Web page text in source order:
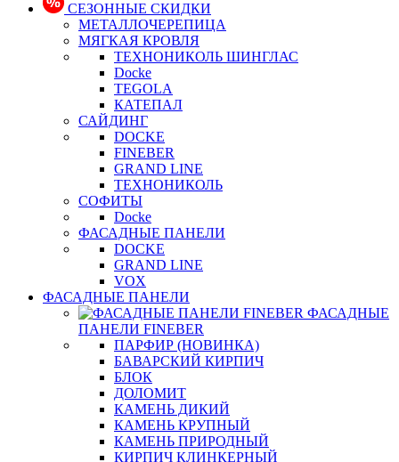
СЕЗОННЫЕ СКИДКИ
МЕТАЛЛОЧЕРЕПИЦА
МЯГКАЯ КРОВЛЯ
ТЕХНОНИКОЛЬ ШИНГЛАС
Docke
TEGOLA
КАТЕПАЛ
САЙДИНГ
DOCKE
FINEBER
GRAND LINE
ТЕХНОНИКОЛЬ
СОФИТЫ
Docke
ФАСАДНЫЕ ПАНЕЛИ
DOCKE
GRAND LINE
VOX
ФАСАДНЫЕ ПАНЕЛИ
ФАСАДНЫЕ
ПАНЕЛИ FINEBER
ПАРФИР (НОВИНКА)
БАВАРСКИЙ КИРПИЧ
БЛОК
ДОЛОМИТ
КАМЕНЬ ДИКИЙ
КАМЕНЬ КРУПНЫЙ
КАМЕНЬ ПРИРОДНЫЙ
КИРПИЧ КЛИНКЕРНЫЙ